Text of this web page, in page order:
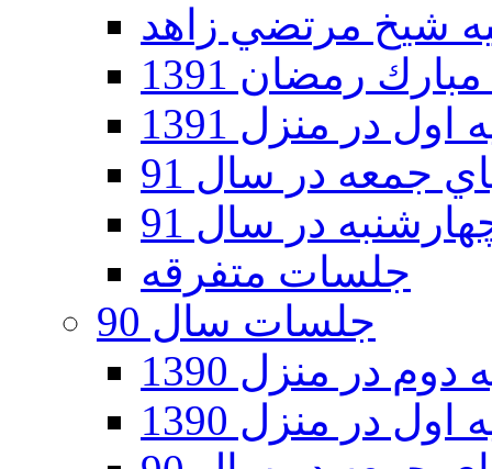
رمضان 1391
در منزل 1391
جمعه در سال 91
در سال 91
جلسات متفرقه
جلسات سال 90
در منزل 1390
در منزل 1390